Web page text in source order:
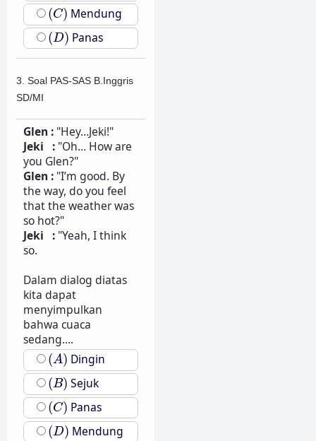
(C)
(C) Mendung
(D)
(D) Panas
3. Soal PAS-SAS B.Inggris
SD/MI
Glen :"Hey…Jeki!"
Jeki :"Oh… How are
you Glen?"
Glen :"I’m good. By
the way, do you feel
that the weather was
so hot?"
Jeki :"Yeah, I think
so.
Dalam dialog diatas
kita dapat
menyimpulkan
bahwa cuaca
sedang....
(A)
(A) Dingin
(B)
(B) Sejuk
(C)
(C) Panas
(D)
(D) Mendung